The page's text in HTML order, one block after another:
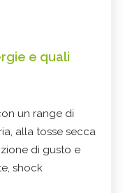
e quali
un range di
alla tosse secca
di gusto e
shock